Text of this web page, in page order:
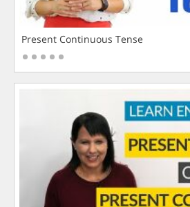
Present Continuous Tense